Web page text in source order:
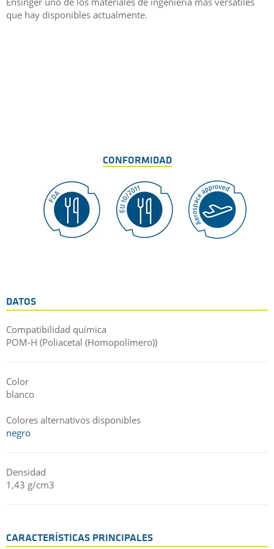
que hay disponibles actualmente.
CONFORMIDAD
DATOS
Compatibilidad química
POM-H (Poliacetal (Homopolímero))
Color
blanco
Colores alternativos disponibles
negro
Densidad
1,43 g/cm3
CARACTERÍSTICAS PRINCIPALES